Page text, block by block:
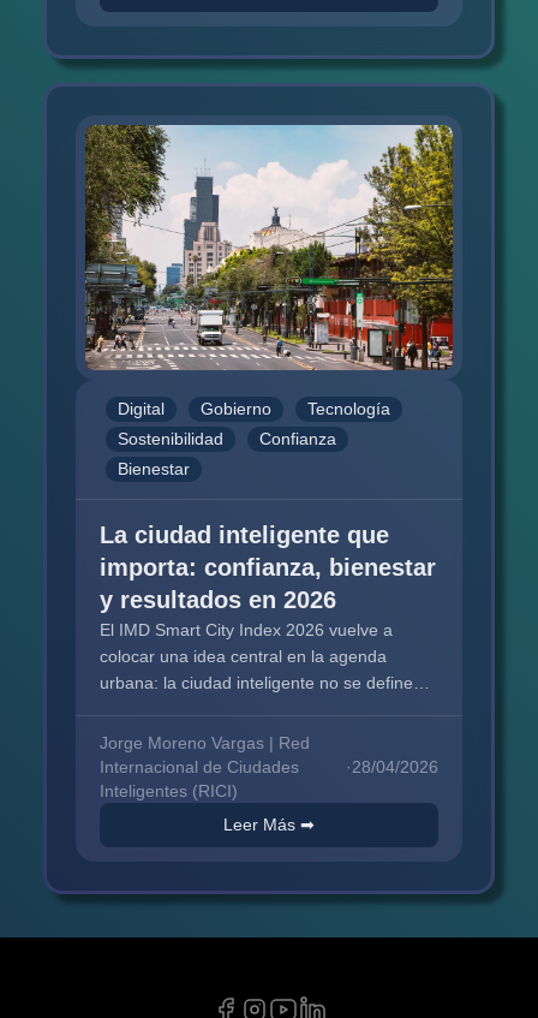
Digital Gobierno
Tecnología
Sostenibilidad
Confianza
Bienestar
La ciudad inteligente que
importa: confianza, bienestar
y resultados en 2026
El IMD Smart City Index 2026 vuelve a
colocar una idea central en la agenda
urbana: la ciudad inteligente no se define
confianza...
Jorge Moreno Vargas | Red
Internacional de Ciudades
Inteligentes (RICI)
·28/04/2026
Leer Más ➡